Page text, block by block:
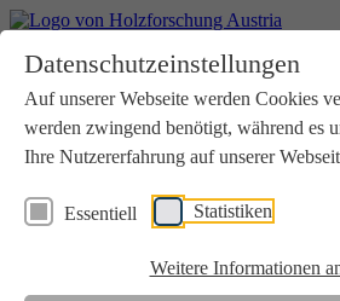
Datenschutzeinstellungen
Auf unserer Webseite werden Cookies
werden zwingend benötigt, während es
Ihre Nutzererfahrung auf unserer
Essentiell Statistiken
Weitere Informationen
Aktuelles
Downloads
Kontakt
Login
Verein
Wir unterstützen die Interessen der
Zusammenarbeit mit Wissenschaft und